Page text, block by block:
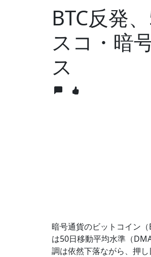
BTC反発
スコ・暗
ス
暗号通貨のビットコイン
は50日移動平均水準（
調は依然下落ながら、押